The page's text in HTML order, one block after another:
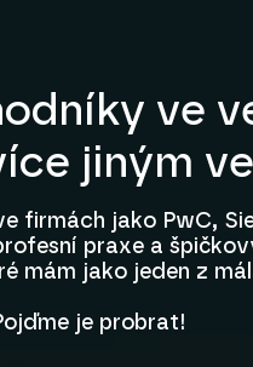
ve
jiným
firmách jako PwC,
praxe a
mám jako jeden z
je probrat!